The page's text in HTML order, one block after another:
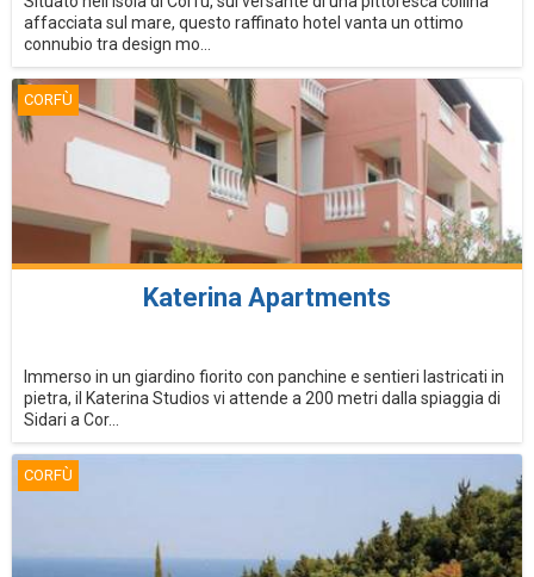
affacciata sul mare, questo raffinato hotel vanta un ottimo
connubio tra design mo...
CORFÙ
Katerina Apartments
Immerso in un giardino fiorito con panchine e sentieri lastricati in
pietra, il Katerina Studios vi attende a 200 metri dalla spiaggia di
Sidari a Cor...
CORFÙ